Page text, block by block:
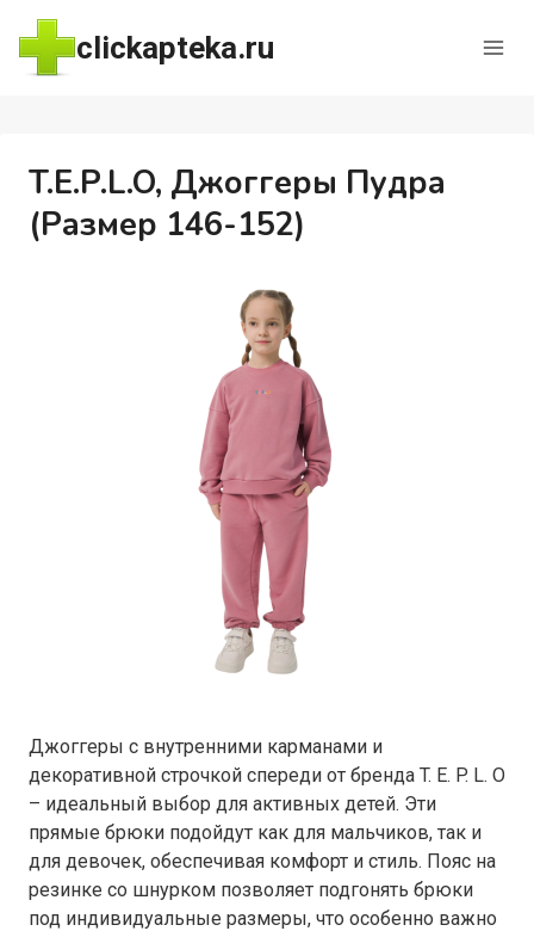
Перейти
содержимому
clickapteka.ru
T.E.P.L.O, Джоггеры Пудра
(Размер 146-152)
Джоггеры с внутренними карманами и
декоративной строчкой спереди от бренда T. E. P. L. O
– идеальный выбор для активных детей. Эти
прямые брюки подойдут как для мальчиков, так и
для девочек, обеспечивая комфорт и стиль. Пояс на
резинке со шнурком позволяет подгонять брюки
под индивидуальные размеры, что особенно важно